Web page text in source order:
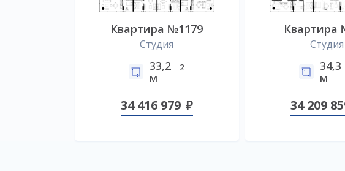
Квартира №1179
Студия
33,2
м
2
34 416 979
Квартира
Студия
34,3
м
34 209